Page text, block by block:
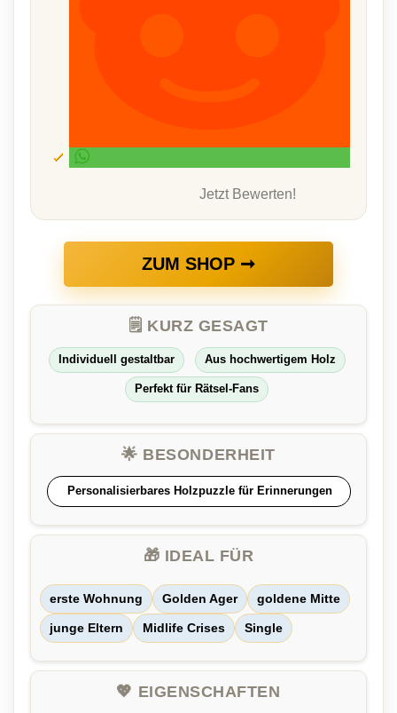
Jetzt Bewerten!
ZUM SHOP ➞
🗒️ KURZ GESAGT
Individuell gestaltbar Aus hochwertigem Holz
Perfekt für Rätsel-Fans
🌟 BESONDERHEIT
Personalisierbares Holzpuzzle für Erinnerungen
🎁 IDEAL FÜR
erste Wohnung Golden Ager goldene Mitte
junge Eltern Midlife Crises Single
💖 EIGENSCHAFTEN